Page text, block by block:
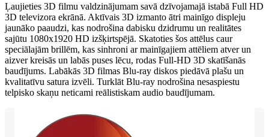
Ļaujieties 3D filmu valdzinājumam savā dzīvojamajā istabā Full HD
3D televizora ekrānā. Aktīvais 3D izmanto ātri mainīgo displeju
jaunāko paaudzi, kas nodrošina dabisku dzidrumu un realitātes
sajūtu 1080x1920 HD izšķirtspējā. Skatoties šos attēlus caur
speciālajām brillēm, kas sinhroni ar mainīgajiem attēliem atver un
aizver kreisās un labās puses lēcu, rodas Full-HD 3D skatīšanās
baudījums. Labākās 3D filmas Blu-ray diskos piedāvā plašu un
kvalitatīvu satura izvēli. Turklāt Blu-ray nodrošina nesaspiestu
telpisko skaņu neticami reālistiskam audio baudījumam.